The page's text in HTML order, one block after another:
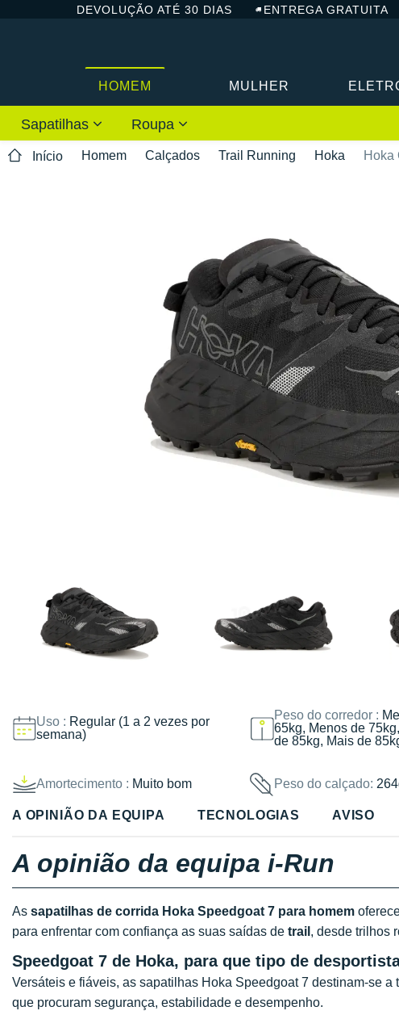
DEVOLUÇÃO ATÉ 30 DIAS ENTREGA GRATUITA
HOMEM MULHER
Sapatilhas Roupa
Início Homem Calçados Trail Running Hoka Hoka
Uso : Regular (1 a 2 vezes por
semana)
Peso do corredor :
65kg, Menos de
de 85kg, Mais de
Amortecimento : Muito bom Peso do calçado:
A OPINIÃO DA EQUIPA TECNOLOGIAS AVISO
A opinião da equipa i-Run
As sapatilhas de corrida Hoka Speedgoat 7 para homem
para enfrentar com confiança as suas saídas de trail , desde trilhos
Speedgoat 7 de Hoka, para que tipo de
Versáteis e fiáveis, as sapatilhas Hoka Speedgoat 7 destinam-se a
que procuram segurança, estabilidade e desempenho.